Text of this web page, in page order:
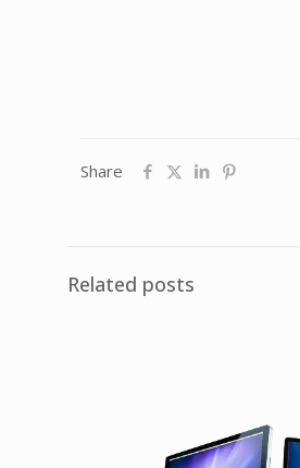
Share
Related posts